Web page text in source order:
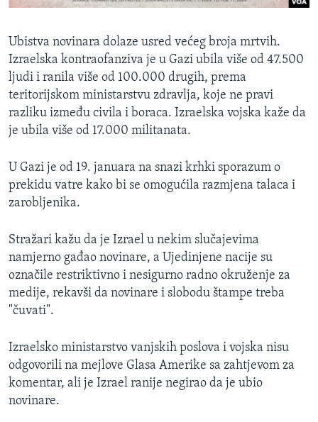
Ubistva novinara dolaze usred većeg broja mrtvih.
Izraelska kontraofanziva je u Gazi ubila više od 47.500
ljudi i ranila više od 100.000 drugih, prema
teritorijskom ministarstvu zdravlja, koje ne pravi
razliku između civila i boraca. Izraelska vojska kaže da
je ubila više od 17.000 militanata.
U Gazi je od 19. januara na snazi krhki sporazum o
prekidu vatre kako bi se omogućila razmjena talaca i
zarobljenika.
Stražari kažu da je Izrael u nekim slučajevima
namjerno gađao novinare, a Ujedinjene nacije su
označile restriktivno i nesigurno radno okruženje za
medije, rekavši da novinare i slobodu štampe treba
"čuvati".
Izraelsko ministarstvo vanjskih poslova i vojska nisu
odgovorili na mejlove Glasa Amerike sa zahtjevom za
komentar, ali je Izrael ranije negirao da je ubio
novinare.